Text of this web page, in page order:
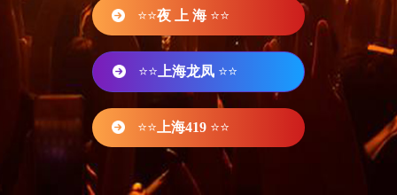
⭐⭐夜 上 海 ⭐⭐
⭐⭐ 上海龙凤 ⭐⭐
⭐⭐ 上海419 ⭐⭐